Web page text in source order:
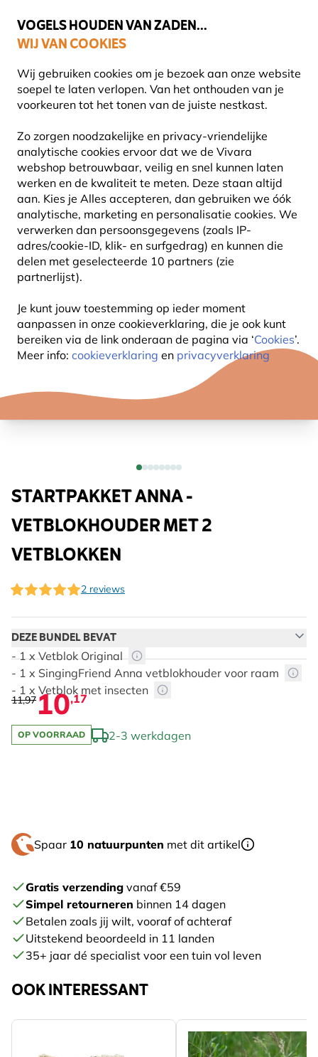
VOGELS HOUDEN VAN ZADEN...
WIJ VAN COOKIES
Wij gebruiken cookies om je bezoek aan onze website
soepel te laten verlopen. Van het onthouden van je
voorkeuren tot het tonen van de juiste nestkast.
Zo zorgen noodzakelijke en privacy-vriendelijke
analytische cookies ervoor dat we de Vivara
webshop betrouwbaar, veilig en snel kunnen laten
werken en de kwaliteit te meten. Deze staan altijd
aan. Kies je Alles accepteren, dan gebruiken we óók
analytische, marketing en personalisatie cookies. We
verwerken dan persoonsgegevens (zoals IP-
adres/cookie-ID, klik- en surfgedrag) en kunnen die
delen met geselecteerde 10 partners (zie
partnerlijst).
Je kunt jouw toestemming op ieder moment
aanpassen in onze cookieverklaring, die je ook kunt
bereiken via de link onderaan de pagina via ‘Cookies’.
Meer info: cookieverklaring en privacyverklaring
Gratis thuisbezorgd bij orders vanaf €59
15% KORTING
STARTPAKKET ANNA -
VETBLOKHOUDER MET 2
VETBLOKKEN
2 reviews
DEZE BUNDEL BEVAT
- 1 x Vetblok Original
- 1 x SingingFriend Anna vetblokhouder voor raam
- 1 x Vetblok met insecten
11,97 10,17
OP VOORRAAD
2-3 werkdagen
Spaar 10 natuurpunten met dit artikel
Gratis verzending vanaf €59
Simpel retourneren binnen 14 dagen
Betalen zoals jij wilt, vooraf of achteraf
Uitstekend beoordeeld in 11 landen
35+ jaar dé specialist voor een tuin vol leven
OOK INTERESSANT